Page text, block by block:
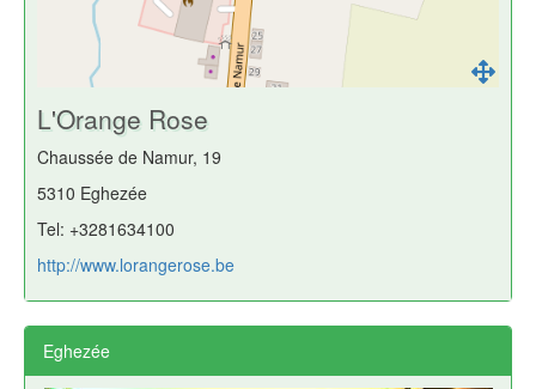
L'Orange Rose
Chaussée de Namur, 19
5310 Eghezée
Tel: +3281634100
http://www.lorangerose.be
Eghezée